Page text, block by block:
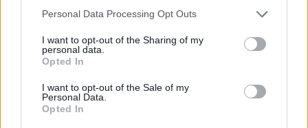
Personal Data Processing Opt Outs
I want to opt-out of the Sharing of my
personal data.
Opted In
I want to opt-out of the Sale of my
Personal Data.
Opted In